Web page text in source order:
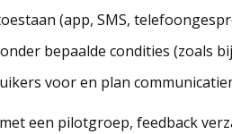
(app, SMS,
bepaalde condities (zoals
voor en plan
een pilotgroep, feedback